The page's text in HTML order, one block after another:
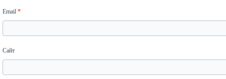
Email *
Сайт